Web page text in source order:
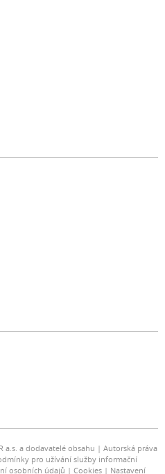
a.s. a dodavatelé obsahu
Autorská práva
pro užívání služby informační
osobních údajů Cookies Nastavení